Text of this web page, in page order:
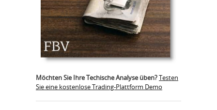
Möchten Sie Ihre Techische Analyse üben?Testen
Sie eine kostenlose Trading-Plattform Demo